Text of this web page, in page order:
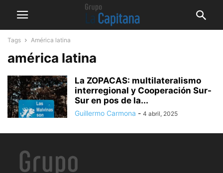
Tags América latina
américa latina
La ZOPACAS: multilateralismo
interregional y Cooperación Sur-
Sur en pos de la...
Guillermo Carmona - 4 abril, 2025